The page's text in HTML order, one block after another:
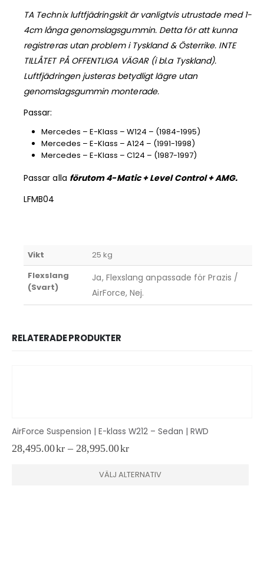
TA Technix luftfjädringskit är vanligtvis utrustade med 1-
4cm långa genomslagsgummin. Detta för att kunna
registreras utan problem i Tyskland & Österrike. INTE
TILLÅTET PÅ OFFENTLIGA VÄGAR (i bl.a Tyskland).
Luftfjädringen justeras betydligt lägre utan
genomslagsgummin monterade.
Passar:
Mercedes – E-Klass – W124 – (1984-1995)
Mercedes – E-Klass – A124 – (1991-1998)
Mercedes – E-Klass – C124 – (1987-1997)
Passar alla förutom 4-Matic + Level Control + AMG.
LFMB04
Vikt
25 kg
Flexslang
(Svart)
Ja, Flexslang anpassade för Prazis /
AirForce, Nej.
RELATERADE PRODUKTER
AirForce Suspension | E-klass W212 – Sedan | RWD
28,495.00kr – 28,995.00krPrisintervall:
till
28,995.00kr
VÄLJ ALTERNATIV